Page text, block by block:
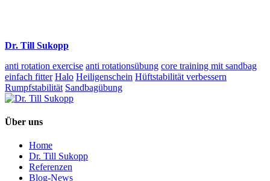
Dr. Till Sukopp
anti rotation exercise anti rotationsübung core training mit sandbag
einfach fitter Halo Heiligenschein Hüftstabilität verbessern
Rumpfstabilität Sandbagübung
Über uns
Home
Dr. Till Sukopp
Referenzen
Blog-News